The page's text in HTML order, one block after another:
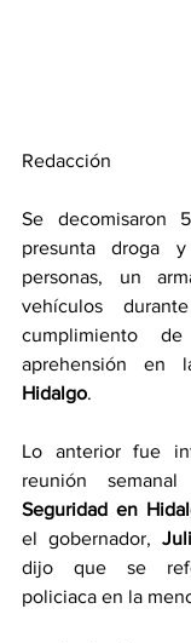
Redacción
Se decomisaron
presunta droga
personas, un
vehículos
cumplimiento
aprehensión en
Hidalgo.
Lo anterior fue
reunión
Seguridad en
el gobernador,
dijo que se
policiaca en la